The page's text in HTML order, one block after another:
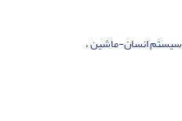
سیستم انسان-ماشین